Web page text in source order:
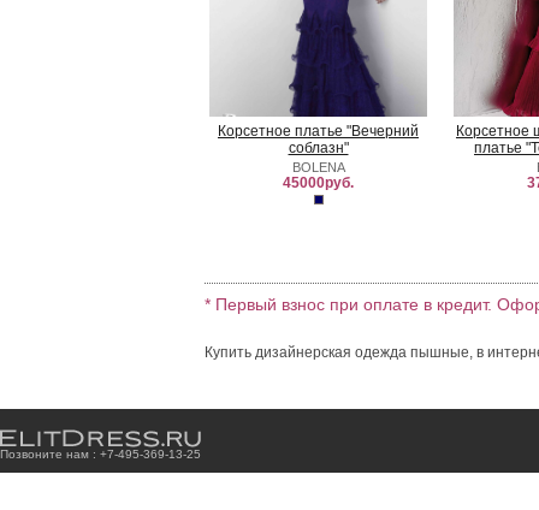
Корсетное платье "Вечерний
соблазн"
BOLENA
45000руб.
Корсетное
платье
* Первый взнос при оплате в кредит.
Купить дизайнерская одежда пышные, в
Позвоните нам : +7-495-369-13-25